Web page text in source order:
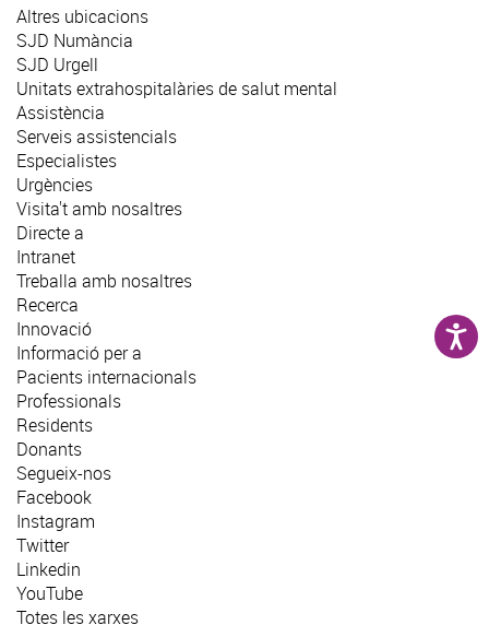
Altres ubicacions
SJD Numància
SJD Urgell
Unitats extrahospitalàries de salut mental
Assistència
Serveis assistencials
Especialistes
Urgències
Visita't amb nosaltres
Directe a
Intranet
Treballa amb nosaltres
Recerca
Innovació
Informació per a
Pacients internacionals
Professionals
Residents
Donants
Segueix-nos
Facebook
Instagram
Twitter
Linkedin
YouTube
Totes les xarxes